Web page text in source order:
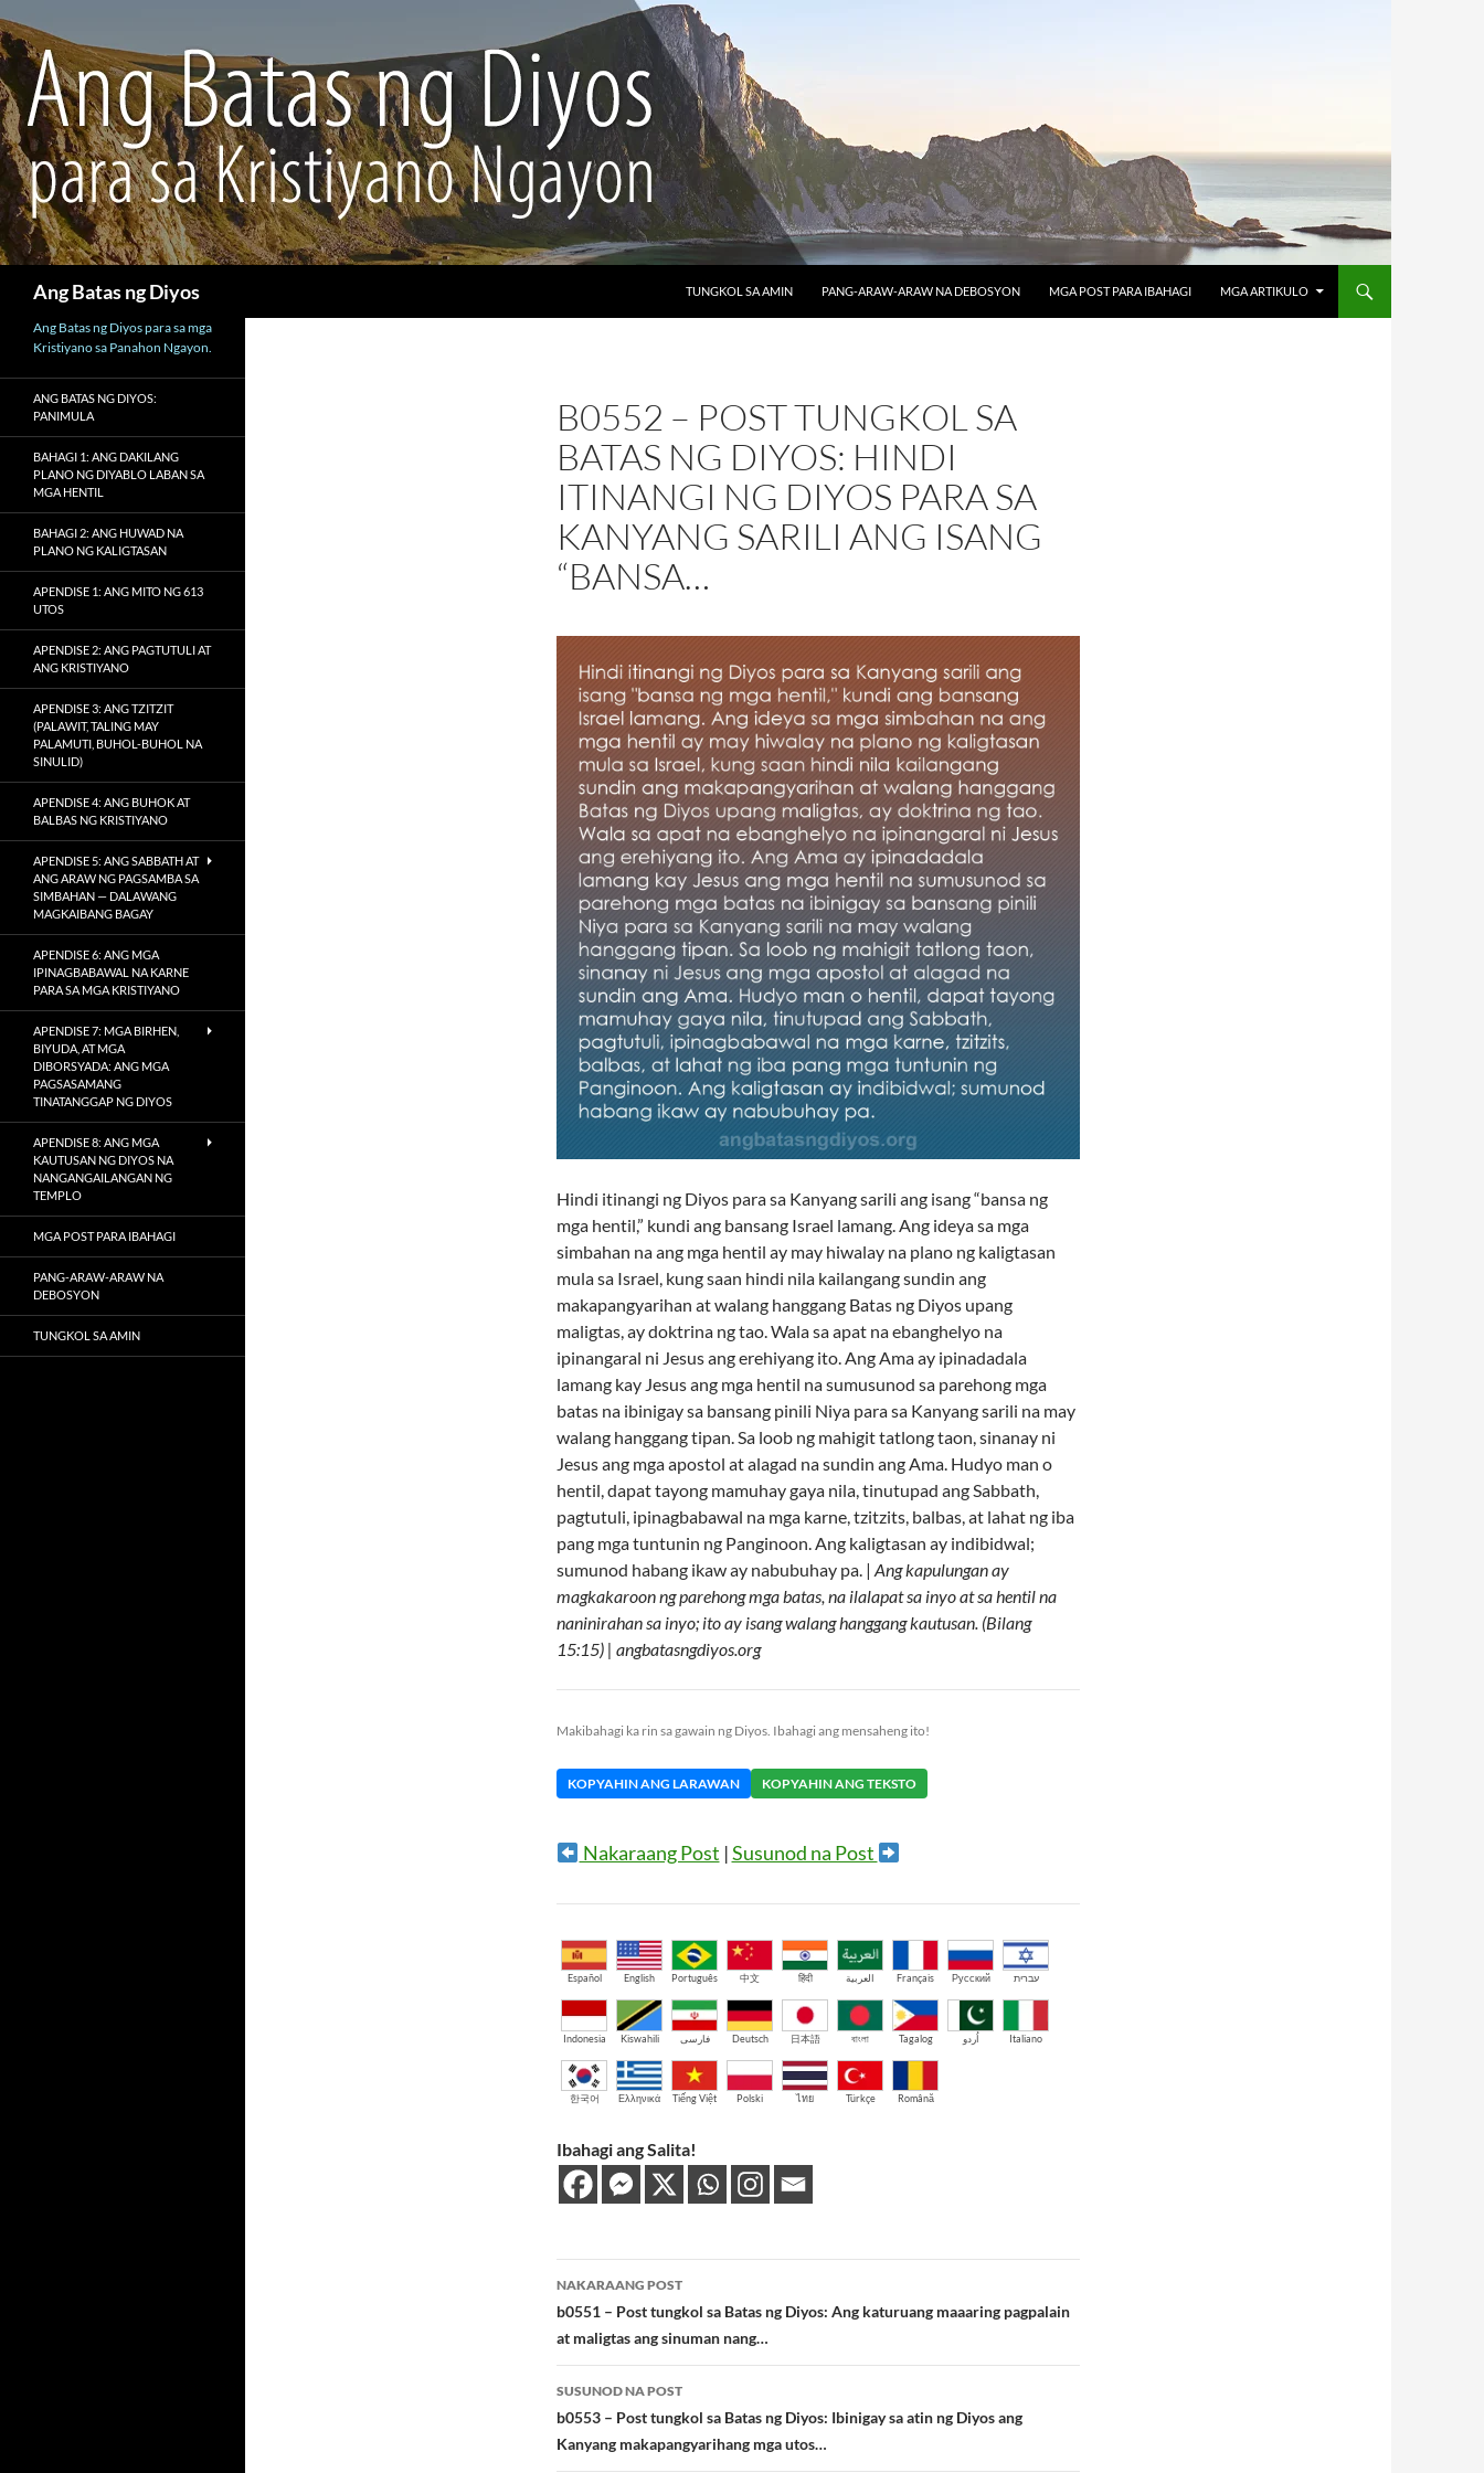
Ang Batas ng Diyos
TUNGKOL SA AMIN
PANG-ARAW-ARAW NA DEBOSYON MGA POST PARA IBAHAGI MGA ARTIKULO
B0552 – POST TUNGKOL SA
BATAS NG DIYOS: HINDI
ITINANGI NG DIYOS PARA SA
KANYANG SARILI ANG ISANG
“BANSA…
Hindi itinangi ng Diyos para sa Kanyang sarili ang isang “bansa ng
mga hentil,” kundi ang bansang Israel lamang. Ang ideya sa mga
simbahan na ang mga hentil ay may hiwalay na plano ng kaligtasan
mula sa Israel, kung saan hindi nila kailangang sundin ang
makapangyarihan at walang hanggang Batas ng Diyos upang
maligtas, ay doktrina ng tao. Wala sa apat na ebanghelyo na
ipinangaral ni Jesus ang erehiyang ito. Ang Ama ay ipinadadala
lamang kay Jesus ang mga hentil na sumusunod sa parehong mga
batas na ibinigay sa bansang pinili Niya para sa Kanyang sarili na may
walang hanggang tipan. Sa loob ng mahigit tatlong taon, sinanay ni
Jesus ang mga apostol at alagad na sundin ang Ama. Hudyo man o
hentil, dapat tayong mamuhay gaya nila, tinutupad ang Sabbath,
pagtutuli, ipinagbabawal na mga karne, tzitzits, balbas, at lahat ng iba
pang mga tuntunin ng Panginoon. Ang kaligtasan ay indibidwal;
sumunod habang ikaw ay nabubuhay pa. | Ang kapulungan ay
magkakaroon ng parehong mga batas, na ilalapat sa inyo at sa hentil na
naninirahan sa inyo; ito ay isang walang hanggang kautusan. (Bilang
15:15) | angbatasngdiyos.org
Makibahagi ka rin sa gawain ng Diyos. Ibahagi ang mensaheng ito!
KOPYAHIN ANG LARAWAN KOPYAHIN ANG TEKSTO
Nakaraang Post |Susunod na Post
Español English Português 中文 हिंदी العربية Français Русский עברית
Indonesia Kiswahili فارسی Deutsch 日本語 বাংলা Tagalog اُردو Italiano
한국어 Ελληνικά Tiếng Việt Polski ไทย Türkçe Română
Ibahagi ang Salita!
Post
navigation
NAKARAANG POST
b0551 – Post tungkol sa Batas ng Diyos: Ang katuruang maaaring pagpalain
at maligtas ang sinuman nang…
SUSUNOD NA POST
b0553 – Post tungkol sa Batas ng Diyos: Ibinigay sa atin ng Diyos ang
Kanyang makapangyarihang mga utos…
Ang Batas ng Diyos para sa mga
Kristiyano sa Panahon Ngayon.
ANG BATAS NG DIYOS:
PANIMULA
BAHAGI 1: ANG DAKILANG
PLANO NG DIYABLO LABAN SA
MGA HENTIL
BAHAGI 2: ANG HUWAD NA
PLANO NG KALIGTASAN
APENDISE 1: ANG MITO NG 613
UTOS
APENDISE 2: ANG PAGTUTULI AT
ANG KRISTIYANO
APENDISE 3: ANG TZITZIT
(PALAWIT, TALING MAY
PALAMUTI, BUHOL-BUHOL NA
SINULID)
APENDISE 4: ANG BUHOK AT
BALBAS NG KRISTIYANO
APENDISE 5: ANG SABBATH AT
ANG ARAW NG PAGSAMBA SA
SIMBAHAN — DALAWANG
MAGKAIBANG BAGAY
APENDISE 6: ANG MGA
IPINAGBABAWAL NA KARNE
PARA SA MGA KRISTIYANO
APENDISE 7: MGA BIRHEN,
BIYUDA, AT MGA
DIBORSYADA: ANG MGA
PAGSASAMANG
TINATANGGAP NG DIYOS
APENDISE 8: ANG MGA
KAUTUSAN NG DIYOS NA
NANGANGAILANGAN NG
TEMPLO
MGA POST PARA IBAHAGI
PANG-ARAW-ARAW NA
DEBOSYON
TUNGKOL SA AMIN